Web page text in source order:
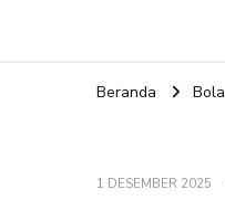
Beranda Bola
1 DESEMBER 2025